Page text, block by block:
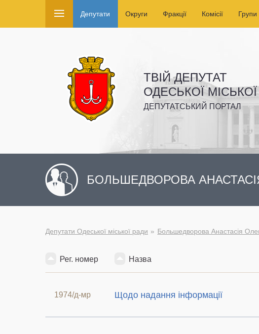
Депутати Округи Фракції Комісії Групи
ТВІЙ ДЕПУТАТ
ОДЕСЬКОЇ
ДЕПУТАТСЬКИЙ ПОРТАЛ
БОЛЬШЕДВОРОВА
Депутати Одеської міської ради Большедворова Анастасія
Рег. номер Назва
1974/д-мр Щодо надання інформації